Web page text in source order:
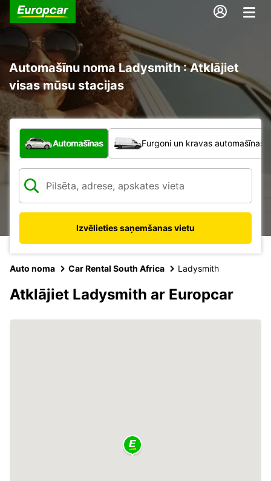
Automašīnu noma Ladysmith : Atklājiet
visas mūsu stacijas
Kāda veida transportlīdzeklis?
Automašīnas Furgoni un kravas automašīnas
Izvēlieties saņemšanas vietu
Auto noma Car Rental South Africa Ladysmith
Atklājiet Ladysmith ar Europcar